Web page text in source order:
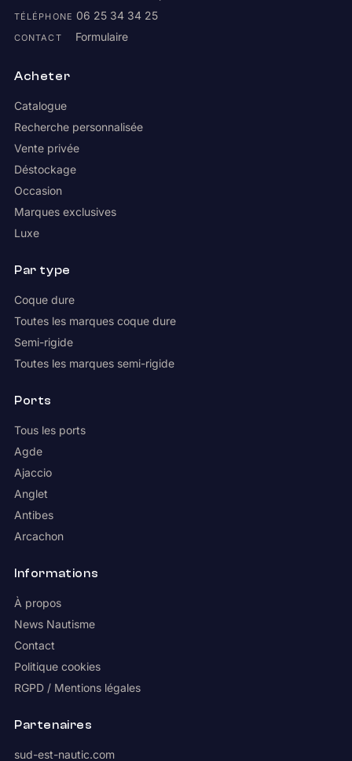
TÉLÉPHONE 06 25 34 34 25
CONTACT Formulaire
Acheter
Catalogue
Recherche personnalisée
Vente privée
Déstockage
Occasion
Marques exclusives
Luxe
Par type
Coque dure
Toutes les marques coque dure
Semi-rigide
Toutes les marques semi-rigide
Ports
Tous les ports
Agde
Ajaccio
Anglet
Antibes
Arcachon
Informations
À propos
News Nautisme
Contact
Politique cookies
RGPD / Mentions légales
Partenaires
sud-est-nautic.com